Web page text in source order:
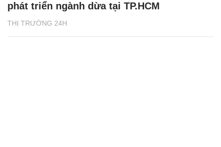
THỊ TRƯỜNG 24H
phát triển ngành dừa tại TP.HCM